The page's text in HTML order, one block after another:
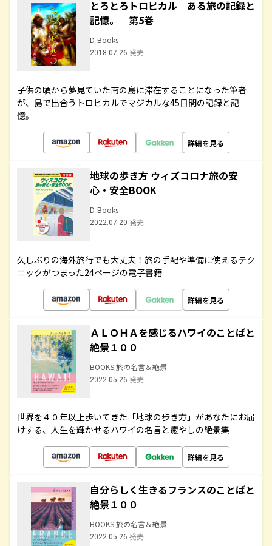
とろとろトロピカル ある旅の記録と
記憶。 第5巻
D-Books
2018.07.26 発売
子供の頃から夢見ていた南の島に滞在することになった筆者
が、島で出合うトロピカルでマジカルな45日間の記録と記
憶。
詳細を見る
地球の歩き方 ウィズコロナ旅の安
心・安全BOOK
D-Books
2022.07.20 発売
久しぶりの海外旅行でも大丈夫！旅の手配や準備に使えるテク
ニックがつまった24ページの電子書籍
詳細を見る
ＡＬＯＨＡを感じるハワイのことばと
絶景１００
BOOKS 旅の名言＆絶景
2022.05.26 発売
世界を４０年以上歩いてきた「地球の歩き方」があなたにお届
けする、人生を輝かせるハワイの名言と癒やしの絶景集
詳細を見る
自分らしく生きるフランスのことばと
絶景１００
BOOKS 旅の名言＆絶景
2022.05.26 発売